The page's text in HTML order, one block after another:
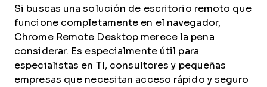
Si buscas una solución de escritorio remoto que
funcione completamente en el navegador,
Chrome Remote Desktop merece la pena
considerar. Es especialmente útil para
especialistas en TI, consultores y pequeñas
empresas que necesitan acceso rápido y seguro